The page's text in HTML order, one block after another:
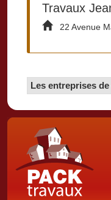
Travaux
22 Avenue
Les entreprises